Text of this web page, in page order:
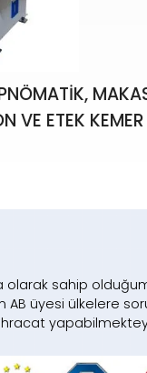
VE ETEK
olarak sahip
AB üyesi ülkelere